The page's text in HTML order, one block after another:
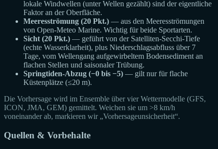
lokale Windwellen (unter Wellen gezählt) sind der eigentliche
Faktor an der Oberfläche.
Meeresströmung (20 Pkt.) — aus den Meeresströmungen
von Open-Meteo Marine. Wichtig für beide Sportarten.
Sicht (20 Pkt.) — geführt von der Satelliten-Secchi-Tiefe
(echte Wasserklarheit), plus Niederschlagsabfluss über 7
Tage, vom Wellengang aufgewirbeltem Bodensediment an
flachen Stellen und saisonaler Trübung.
Springtiden-Abzug (−0 bis −5) — gilt nur für flache
Küstenplätze (≤20 m).
Die Vorhersage wird im Ensemble über vier Wettermodelle (GFS,
ICON, JMA, GEM) gemittelt. Weichen sie um >8 km/h
voneinander ab, markieren wir „Vorhersageunsicherheit“.
Quellen & Vorbehalte